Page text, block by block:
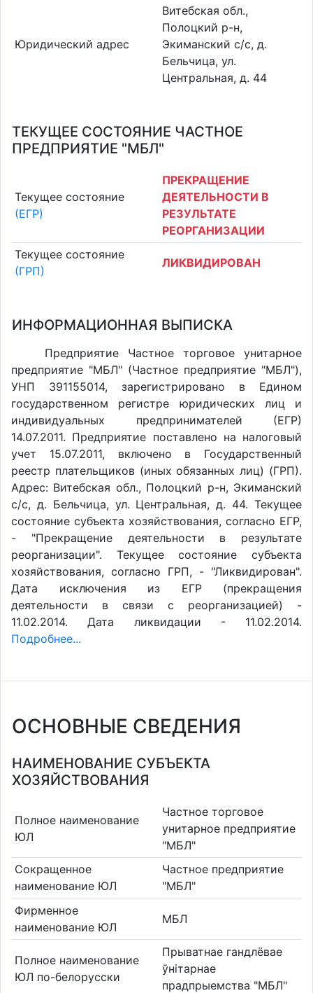
Юридический адрес
Витебская обл.,
Полоцкий р-н,
Экиманский с/с, д.
Бельчица, ул.
Центральная, д. 44
ТЕКУЩЕЕ СОСТОЯНИЕ ЧАСТНОЕ
ПРЕДПРИЯТИЕ "МБЛ"
Текущее состояние
(ЕГР)
ПРЕКРАЩЕНИЕ
ДЕЯТЕЛЬНОСТИ В
РЕЗУЛЬТАТЕ
РЕОРГАНИЗАЦИИ
Текущее состояние
(ГРП)
ЛИКВИДИРОВАН
ИНФОРМАЦИОННАЯ ВЫПИСКА
Предприятие Частное торговое унитарное
предприятие "МБЛ" (Частное предприятие "МБЛ"),
УНП 391155014, зарегистрировано в Едином
государственном регистре юридических лиц и
индивидуальных предпринимателей (ЕГР)
14.07.2011. Предприятие поставлено на налоговый
учет 15.07.2011, включено в Государственный
реестр плательщиков (иных обязанных лиц) (ГРП).
Адрес: Витебская обл., Полоцкий р-н, Экиманский
с/с, д. Бельчица, ул. Центральная, д. 44. Текущее
состояние субъекта хозяйствования, согласно ЕГР,
- "Прекращение деятельности в результате
реорганизации". Текущее состояние субъекта
хозяйствования, согласно ГРП, - "Ликвидирован".
Дата исключения из ЕГР (прекращения
деятельности в связи с реорганизацией) -
11.02.2014. Дата ликвидации - 11.02.2014.
Подробнее...
ОСНОВНЫЕ СВЕДЕНИЯ
НАИМЕНОВАНИЕ СУБЪЕКТА
ХОЗЯЙСТВОВАНИЯ
Полное наименование
ЮЛ
Частное торговое
унитарное предприятие
"МБЛ"
Сокращенное
наименование ЮЛ
Частное предприятие
"МБЛ"
Фирменное
наименование ЮЛ
МБЛ
Полное наименование
ЮЛ по-белорусски
Прыватнае гандлёвае
ўнітарнае
прадпрыемства "МБЛ"